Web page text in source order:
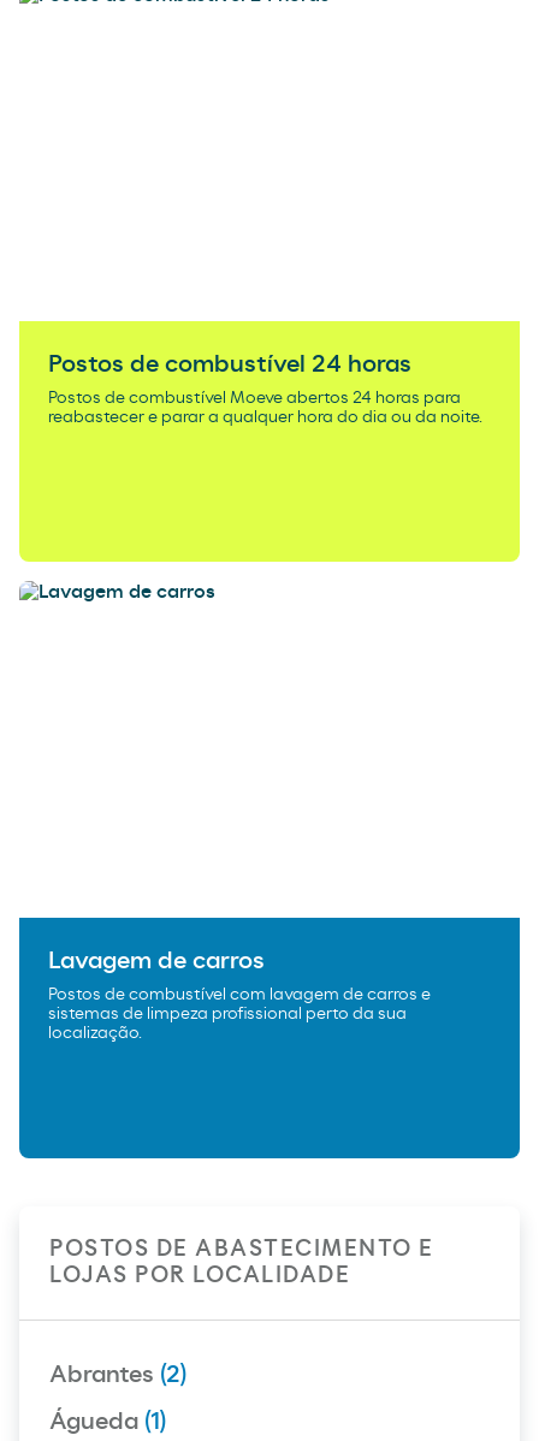
Postos de combustível 24 horas
Postos de combustível Moeve abertos 24 horas para
reabastecer e parar a qualquer hora do dia ou da noite.
Lavagem de carros
Postos de combustível com lavagem de carros e
sistemas de limpeza profissional perto da sua
localização.
POSTOS DE ABASTECIMENTO E
LOJAS POR LOCALIDADE
Abrantes (2)
Águeda (1)